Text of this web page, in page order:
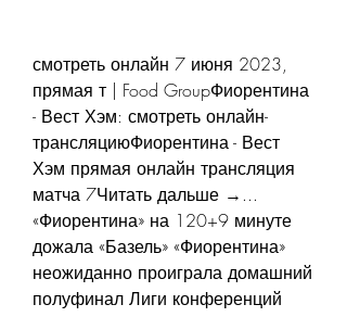
смотреть онлайн 7 июня 2023,
прямая т | Food GroupФиорентина
- Вест Хэм: смотреть онлайн-
трансляциюФиорентина - Вест
Хэм прямая онлайн трансляция
матча 7Читать дальше →...
«Фиорентина» на 120+9 минуте
дожала «Базель» «Фиорентина»
неожиданно проиграла домашний
полуфинал Лиги конференций